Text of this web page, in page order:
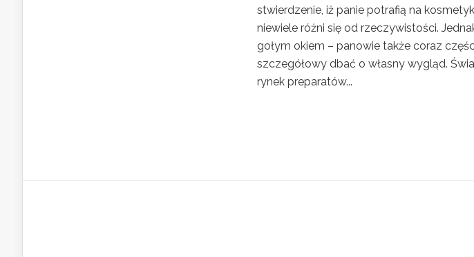
stwierdzenie, iż panie potrafią na
niewiele różni się od rzeczywistości.
gołym okiem – panowie także coraz
szczegółowy dbać o własny wygląd.
rynek preparatów...